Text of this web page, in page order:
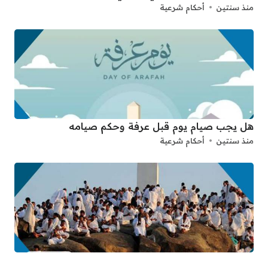
منذ سنتين أحكام شرعية
هل يجب صيام يوم قبل عرفة وحكم صيامه
منذ سنتين أحكام شرعية